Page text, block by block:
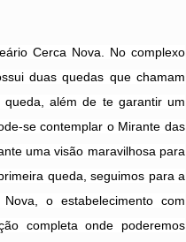
Cerca Nova. No complexo
duas quedas que chamam
queda, além de te garantir um
se contemplar o Mirante das
uma visão maravilhosa para
queda, seguimos para a
o estabelecimento com
completa onde poderemos